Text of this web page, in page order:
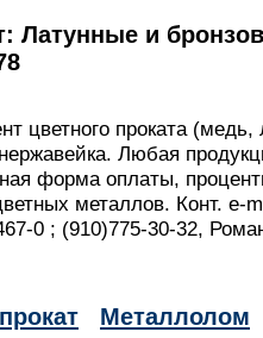
Латунные и
цветного проката (медь,
Любая
форма оплаты,
металлов. Конт. e-
0 ; (910)775-30-32,
Металлолом